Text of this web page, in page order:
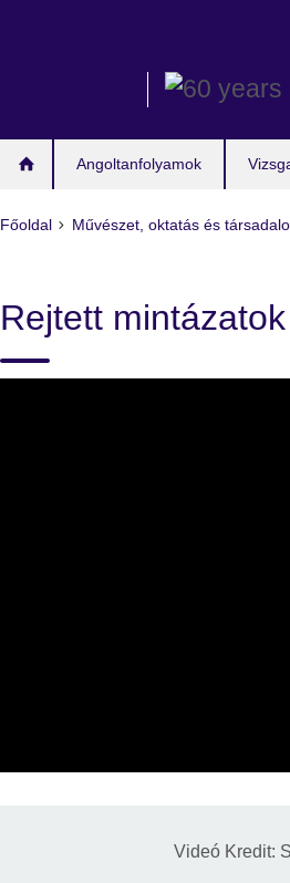
Angoltanfolyamok
Főoldal Művészet, oktatás és
Rejtett mintázatok
Videó Kredit: